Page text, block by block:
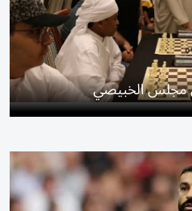
مجلس الخبيصي